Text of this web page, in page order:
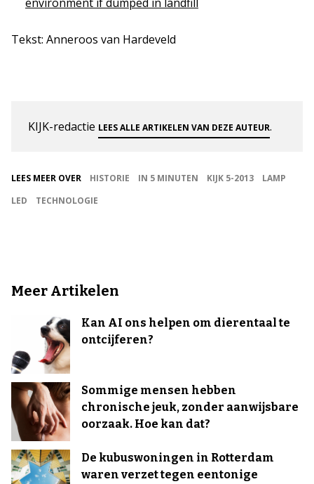
Tekst: Anneroos van Hardeveld
KIJK-redactie LEES ALLE ARTIKELEN VAN DEZE AUTEUR.
LEES MEER OVER HISTORIE IN 5 MINUTEN KIJK 5-2013
LAMP
LED
TECHNOLOGIE
Meer Artikelen
Kan AI ons helpen om dierentaal te
ontcijferen?
Sommige mensen hebben
chronische jeuk, zonder aanwijsbare
oorzaak. Hoe kan dat?
De kubuswoningen in Rotterdam
waren verzet tegen eentonige